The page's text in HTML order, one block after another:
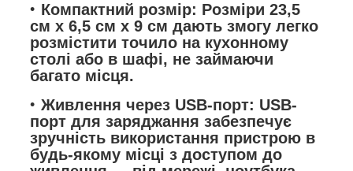
Компактний розмір: Розміри 23,5
см x 6,5 см x 9 см дають змогу легко
розмістити точило на кухонному
столі або в шафі, не займаючи
багато місця.
Живлення через USB-порт: USB-
порт для заряджання забезпечує
зручність використання пристрою в
будь-якому місці з доступом до